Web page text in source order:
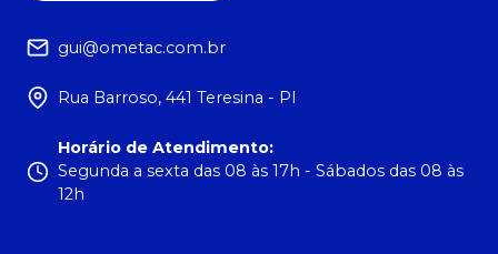
gui@ometac.com.br
Rua Barroso, 441 Teresina - PI
Horário de Atendimento:
Segunda a sexta das 08 às 17h - Sábados das 08 às
12h